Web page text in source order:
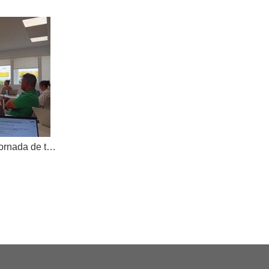
AKOE tanca el curs amb una jornada de treball compartit i dona la benvinguda a una nova cooperativa